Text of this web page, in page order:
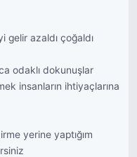
azaldı çoğaldı
odaklı dokunuşlar
insanların ihtiyaçlarına
yerine yaptığım